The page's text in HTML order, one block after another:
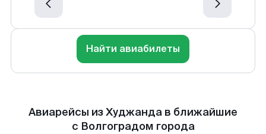
Найти авиабилеты
Авиарейсы из Худжанда в ближайшие
с Волгоградом города